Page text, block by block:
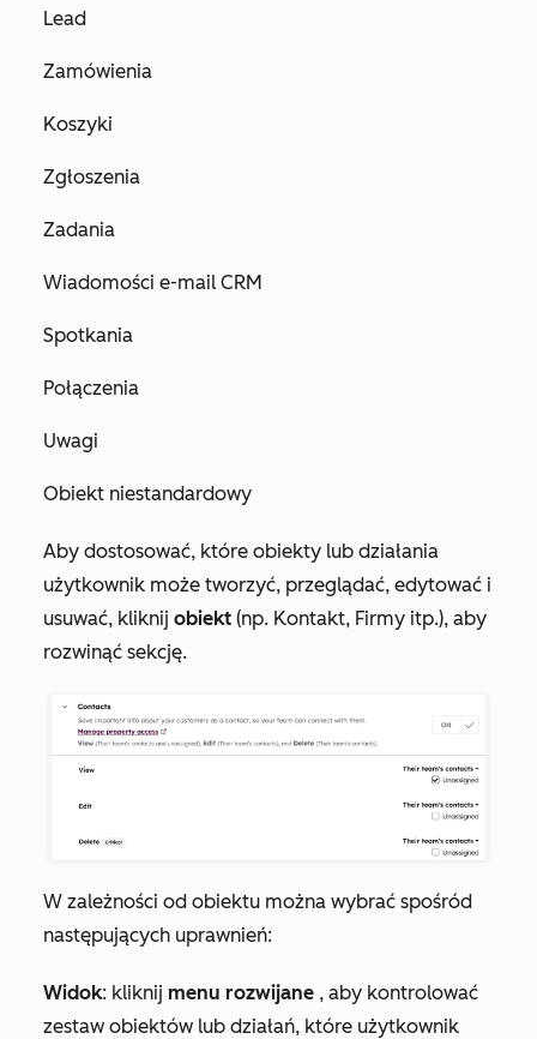
Lead
Zamówienia
Koszyki
Zgłoszenia
Zadania
Wiadomości e-mail CRM
Spotkania
Połączenia
Uwagi
Obiekt niestandardowy
Aby dostosować, które obiekty lub działania
użytkownik może tworzyć, przeglądać, edytować i
usuwać, kliknij obiekt (np. Kontakt, Firmy itp.), aby
rozwinąć sekcję.
W zależności od obiektu można wybrać spośród
następujących uprawnień:
Widok: kliknij menu rozwijane , aby kontrolować
zestaw obiektów lub działań, które użytkownik